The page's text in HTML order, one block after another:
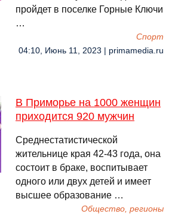
пройдет в поселке Горные Ключи
…
Спорт
04:10, Июнь 11, 2023 | primamedia.ru
В Приморье на 1000 женщин
приходится 920 мужчин
Среднестатистической
жительнице края 42-43 года, она
состоит в браке, воспитывает
одного или двух детей и имеет
высшее образование …
Общество, регионы